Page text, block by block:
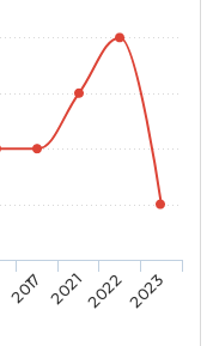
2017 202120222023